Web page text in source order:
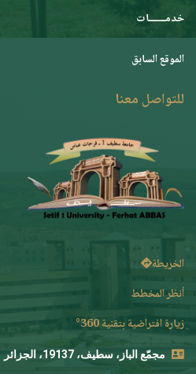
خدمـــــــات
الموقع السابق
للتواصل معنا
الخريطة
أنظر المخطط
زيارة افتراضية بتقنية 360°
مجمّع الباز، سطيف، 19137، الجزائر